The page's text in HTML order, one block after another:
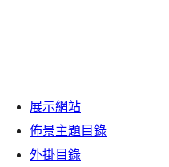
展示網站
佈景主題目錄
外掛目錄